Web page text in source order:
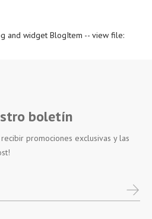
and widget BlogItem -- view file:
boletín
promociones exclusivas y las